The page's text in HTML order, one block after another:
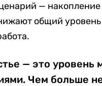
—
общий уровень
— это
Чем больше